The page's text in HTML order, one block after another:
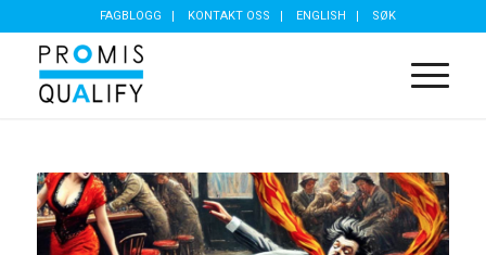
FAGBLOGG KONTAKT OSS ENGLISH SØK